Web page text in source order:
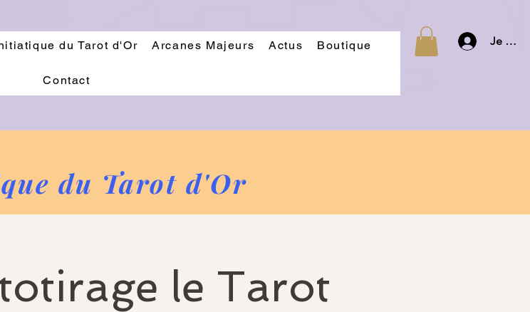
du Tarot d'Or Arcanes Majeurs Actus Boutique
Contact
Je
du Tarot d'Or
le Tarot